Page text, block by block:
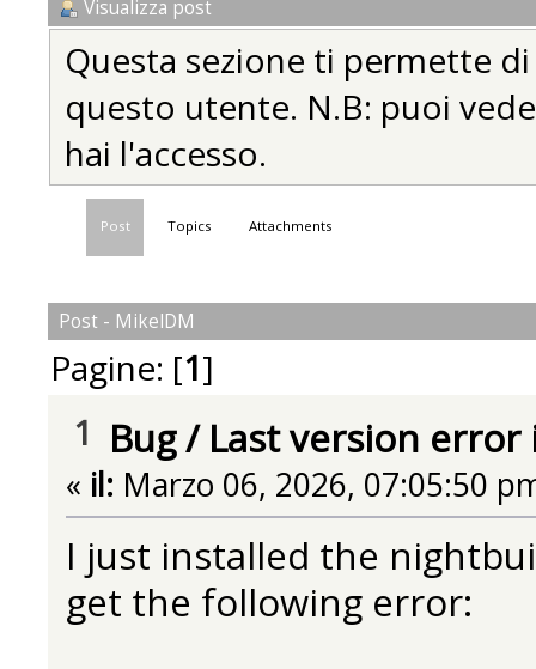
Visualizza post
Questa sezione ti permette
questo utente. N.B: puoi
hai l'accesso.
Post Topics Attachments
Post - MikelDM
Pagine: [1]
1 Bug/ Last version
« il: Marzo 06, 2026, 07:05:50
I just installed the
get the following error: